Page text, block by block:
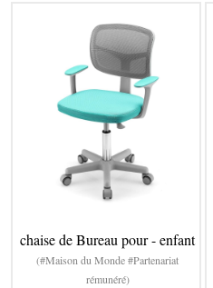
chaise de Bureau pour - enfant
(#Maison du Monde #Partenariat
rémunéré)